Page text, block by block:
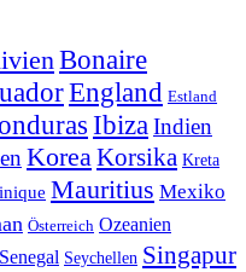
Bonaire
England Estland
Ibiza Indien
Korea Korsika Kreta
Mauritius Mexiko
Österreich Ozeanien
Senegal Seychellen Singapur